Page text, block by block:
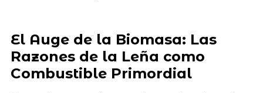
El Auge de la Biomasa: Las
Razones de la Leña como
Combustible Primordial